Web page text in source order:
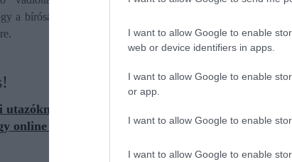
I want to allow Google to enable
web or device identifiers in apps.
I want to allow Google to enable
or app.
I want to allow Google to enable
I want to allow Google to enable
a bíróság egyúttal vagyonelkobzást is rendeljen el, illetőleg
a kibercsalások kivédésére
online csalás áldozata legyél